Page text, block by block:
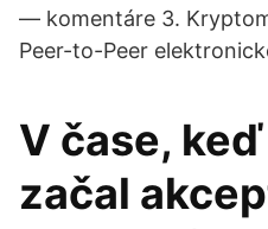
— komentáre 3.
Peer-to-Peer
V čase,
začal